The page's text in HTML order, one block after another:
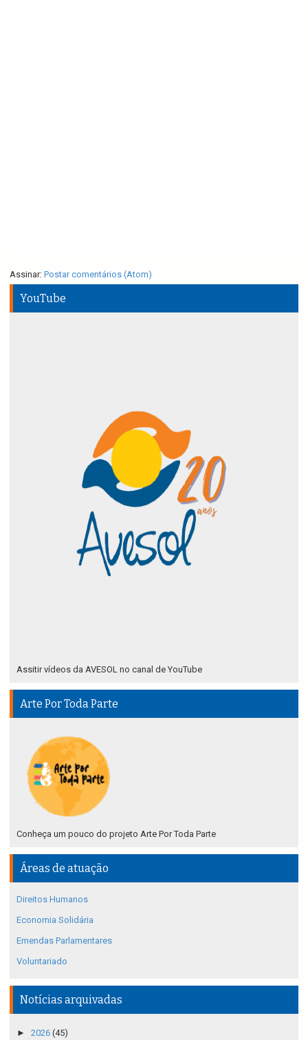
Assinar: Postar comentários (Atom)
YouTube
Assitir vídeos da AVESOL no canal de YouTube
Arte Por Toda Parte
Conheça um pouco do projeto Arte Por Toda Parte
Áreas de atuação
Direitos Humanos
Economia Solidária
Emendas Parlamentares
Voluntariado
Notícias arquivadas
► 2026 (45)